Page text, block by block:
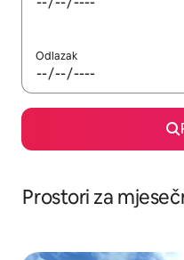
Odlazak
Prostori za